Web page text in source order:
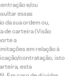
e/ou
essas
da sua ordem ou,
de carteira (Visão
a
em relação à
contratação, isto
esta